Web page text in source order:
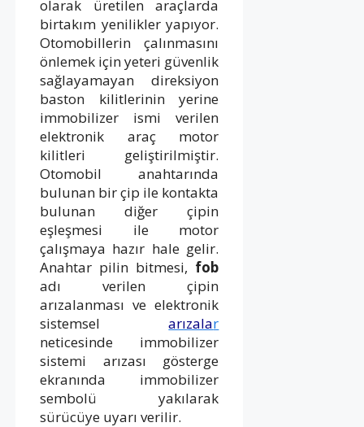
olarak üretilen araçlarda
birtakım yenilikler yapıyor.
Otomobillerin çalınmasını
önlemek için yeteri güvenlik
sağlayamayan direksiyon
baston kilitlerinin yerine
immobilizer ismi verilen
elektronik araç motor
kilitleri geliştirilmiştir.
Otomobil anahtarında
bulunan bir çip ile kontakta
bulunan diğer çipin
eşleşmesi ile motor
çalışmaya hazır hale gelir.
Anahtar pilin bitmesi, fob
adı verilen çipin
arızalanması ve elektronik
sistemselarızalar
neticesinde immobilizer
sistemi arızası gösterge
ekranında immobilizer
sembolü yakılarak
sürücüye uyarı verilir.